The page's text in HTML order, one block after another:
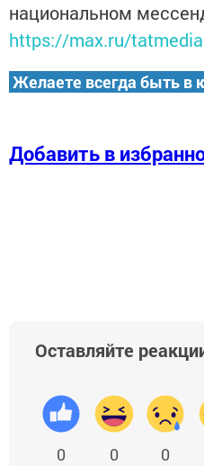
национальном
https://max.ru/tatmedia
Желаете всегда быть в
Добавить в
Оставляйте
0 0 0